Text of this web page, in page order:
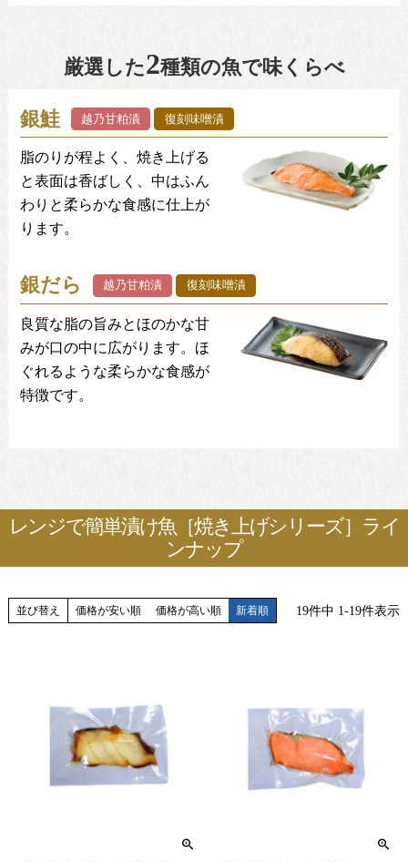
厳選した2種類の魚で味くらべ
銀鮭 越乃甘粕漬 復刻味噌漬
脂のりが程よく、焼き上げる
と表面は香ばしく、中はふん
わりと柔らかな食感に仕上が
ります。
銀だら 越乃甘粕漬 復刻味噌漬
良質な脂の旨みとほのかな甘
みが口の中に広がります。ほ
ぐれるような柔らかな食感が
特徴です。
レンジで簡単漬け魚［焼き上げシリーズ］ライ
ンナップ
並び替え 価格が安い順 価格が高い順 新着順 19件中 1-19件表示